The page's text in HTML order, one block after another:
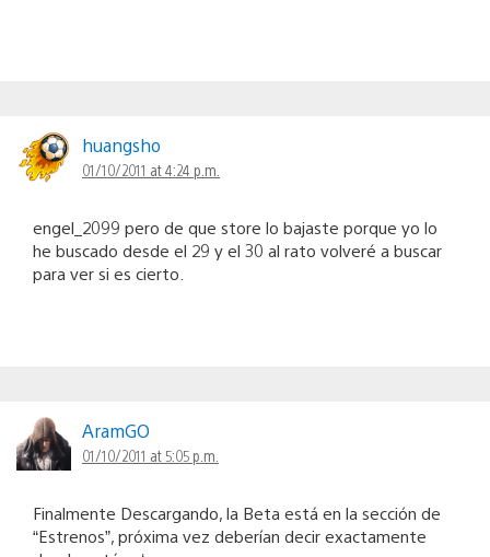
huangsho
01/10/2011 at 4:24 p.m.
engel_2099 pero de que store lo bajaste porque yo lo
he buscado desde el 29 y el 30 al rato volveré a buscar
para ver si es cierto.
AramGO
01/10/2011 at 5:05 p.m.
Finalmente Descargando, la Beta está en la sección de
“Estrenos”, próxima vez deberían decir exactamente